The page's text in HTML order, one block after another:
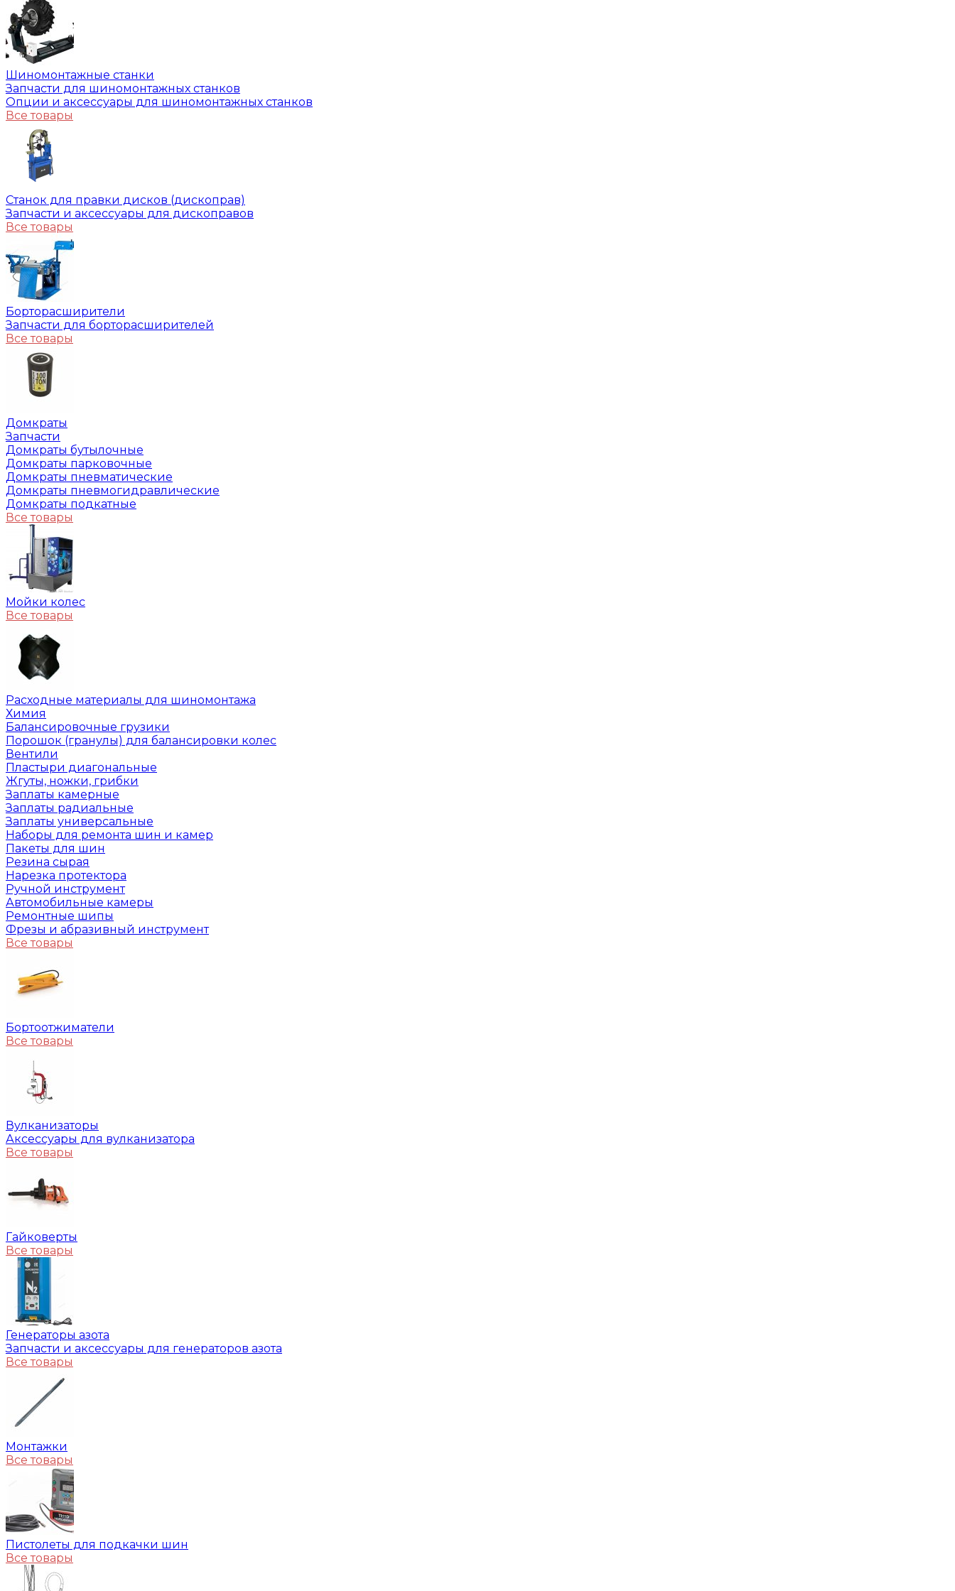
Шиномонтажные станки
Запчасти для шиномонтажных станков
Опции и аксессуары для шиномонтажных станков
Все товары
Станок для правки дисков (дископрав)
Запчасти и аксессуары для дископравов
Все товары
Борторасширители
Запчасти для борторасширителей
Все товары
Домкраты
Запчасти
Домкраты бутылочные
Домкраты парковочные
Домкраты пневматические
Домкраты пневмогидравлические
Домкраты подкатные
Все товары
Мойки колес
Все товары
Расходные материалы для шиномонтажа
Химия
Балансировочные грузики
Порошок (гранулы) для балансировки колес
Вентили
Пластыри диагональные
Жгуты, ножки, грибки
Заплаты камерные
Заплаты радиальные
Заплаты универсальные
Наборы для ремонта шин и камер
Пакеты для шин
Резина сырая
Нарезка протектора
Ручной инструмент
Автомобильные камеры
Ремонтные шипы
Фрезы и абразивный инструмент
Все товары
Бортоотжиматели
Все товары
Вулканизаторы
Аксессуары для вулканизатора
Все товары
Гайковерты
Все товары
Генераторы азота
Запчасти и аксессуары для генераторов азота
Все товары
Монтажки
Все товары
Пистолеты для подкачки шин
Все товары